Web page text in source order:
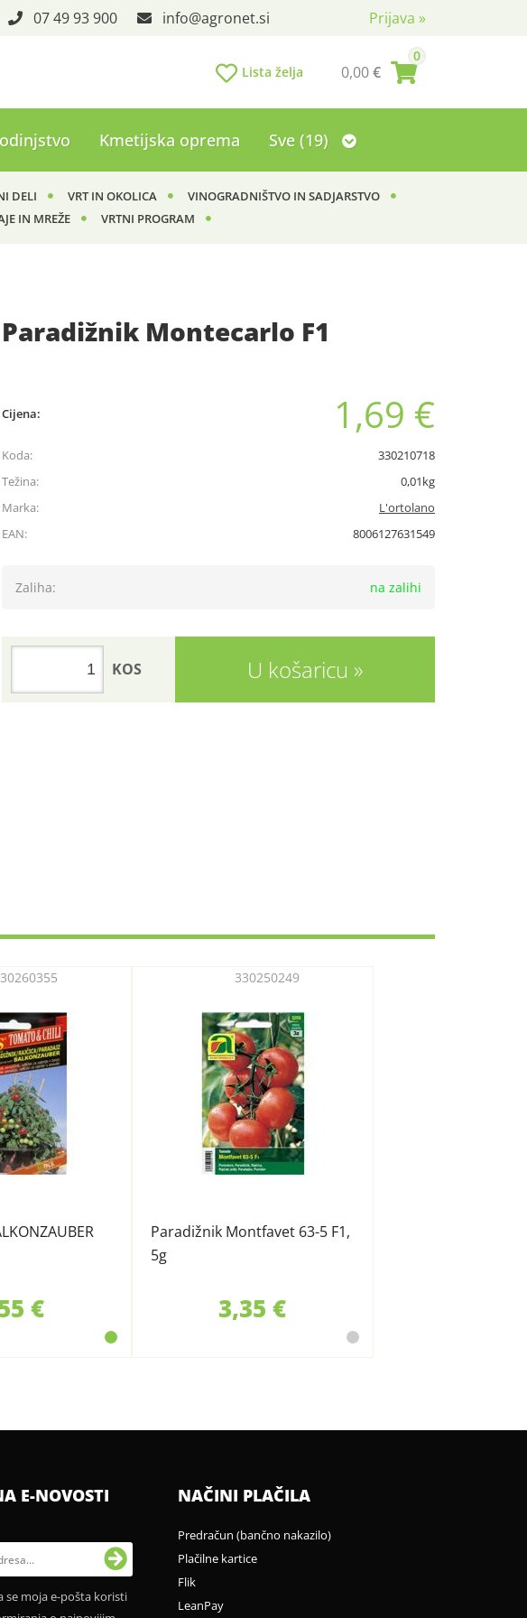
Prijava »
07 49 93 900 info agronet.si
0
0,00€
Lista želja
Kmetijska oprema Sve (19)
DELI VRT IN OKOLICA
VINOGRADNIŠTVO IN SADJARSTVO
IN MREŽE VRTNI PROGRAM
Paradižnik Montecarlo F1
Cijena: 1,69 €
Koda:
330210718
Težina:
0,01kg
Marka:
L'ortolano
EAN:
8006127631549
Zaliha: na zalihi
U košaricu
KOS
€
Paradižnik Montfavet 63-5 F1,
5g
330250249
3,35 €
E-NOVOSTI
se moja e-pošta koristi
NAČINI PLAČILA
Predračun (bančno nakazilo)
Plačilne kartice
Flik
LeanPay